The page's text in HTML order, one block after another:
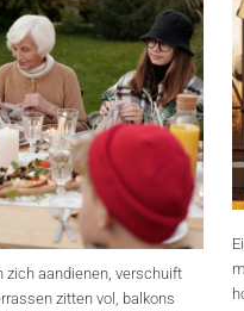
zich aandienen, verschuift
zitten vol, balkons